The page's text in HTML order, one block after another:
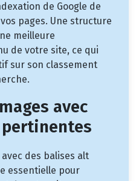
de Google de
pages. Une structure
meilleure
de votre site, ce qui
sur son classement
avec
avec des balises alt
essentielle pour